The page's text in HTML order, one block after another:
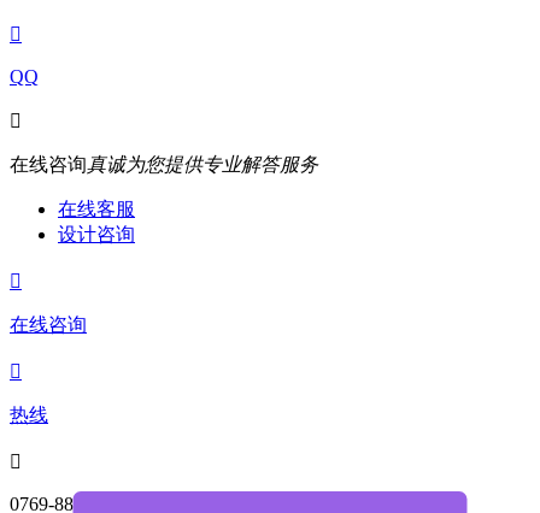

QQ

在线咨询真诚为您提供专业解答服务
在线客服
设计咨询

在线咨询

热线

0769-88004468